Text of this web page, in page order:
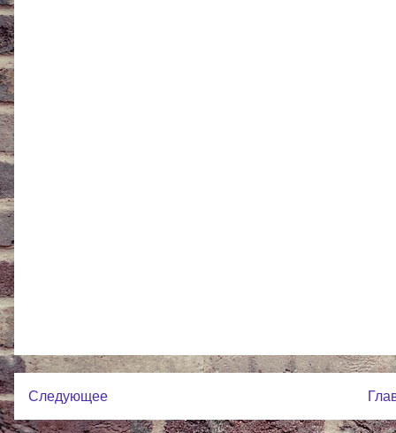
Следующее